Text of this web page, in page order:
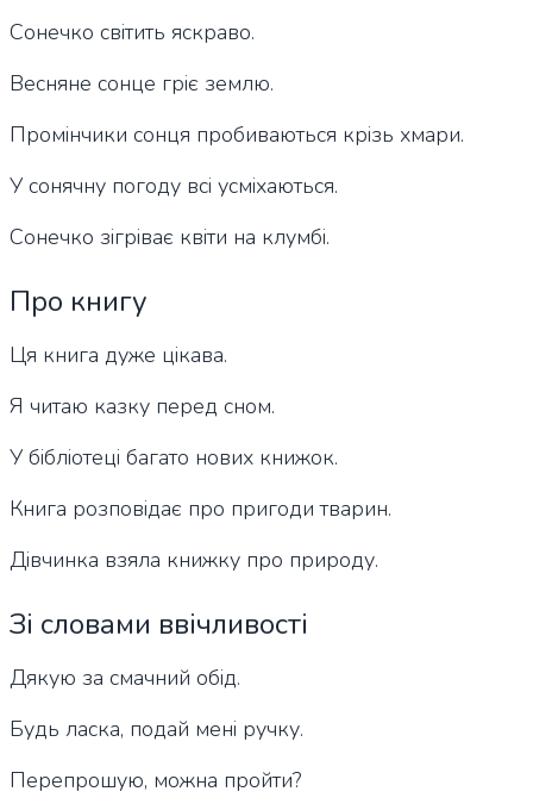
Сонечко світить яскраво.
Весняне сонце гріє землю.
Промінчики сонця пробиваються крізь хмари.
У сонячну погоду всі усміхаються.
Сонечко зігріває квіти на клумбі.
Про книгу
Ця книга дуже цікава.
Я читаю казку перед сном.
У бібліотеці багато нових книжок.
Книга розповідає про пригоди тварин.
Дівчинка взяла книжку про природу.
Зі словами ввічливості
Дякую за смачний обід.
Будь ласка, подай мені ручку.
Перепрошую, можна пройти?